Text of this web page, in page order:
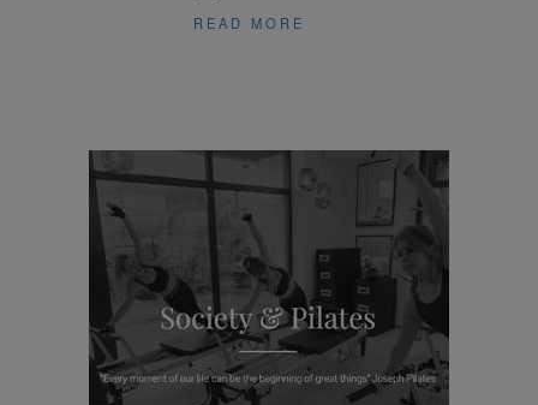
READ MORE